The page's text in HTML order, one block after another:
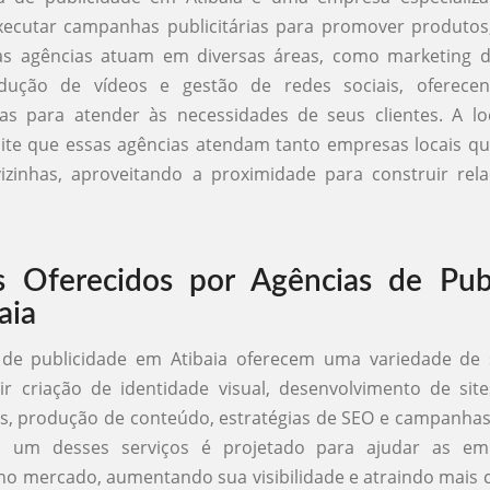
campanhas publicitárias para promover
agências atuam em diversas áreas, como marketing
de vídeos e gestão de redes sociais,
para atender às necessidades de seus clientes. A
que essas agências atendam tanto empresas locais
aproveitando a proximidade para construir
Oferecidos por Agências de
publicidade em Atibaia oferecem uma variedade de
criação de identidade visual, desenvolvimento de
produção de conteúdo, estratégias de SEO e
um desses serviços é projetado para ajudar as
mercado, aumentando sua visibilidade e atraindo mais